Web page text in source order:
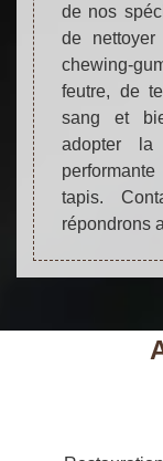
de nos
de
chewing-
feutre, de
sang et
adopter
tapis.
répondrons